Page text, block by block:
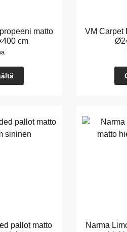
matto
cm
VM Carpet
pallot matto
Narma